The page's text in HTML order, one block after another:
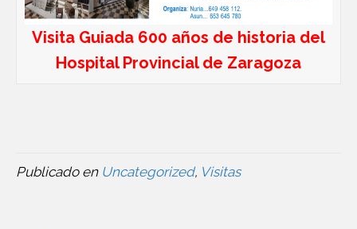
Visita Guiada 600 años de historia del
Hospital Provincial de Zaragoza
Publicado en Uncategorized, Visitas